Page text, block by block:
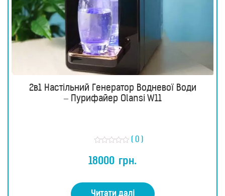
2в1 Настільний Генератор Водневої Води
– Пурифайер Olansi W11
ц
і
н
о
( 0 )
18000 грн.
Читати далі